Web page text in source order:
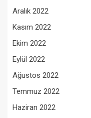
Aralık 2022
Kasım 2022
Ekim 2022
Eylül 2022
Ağustos 2022
Temmuz 2022
Haziran 2022